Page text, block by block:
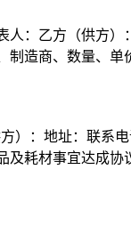
人：乙方（供方
制造商、数量、单
）：地址：联
及耗材事宜达成协